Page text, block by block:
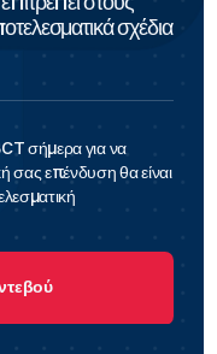
σχέδια
σήμερα για να
σας επένδυση θα είναι